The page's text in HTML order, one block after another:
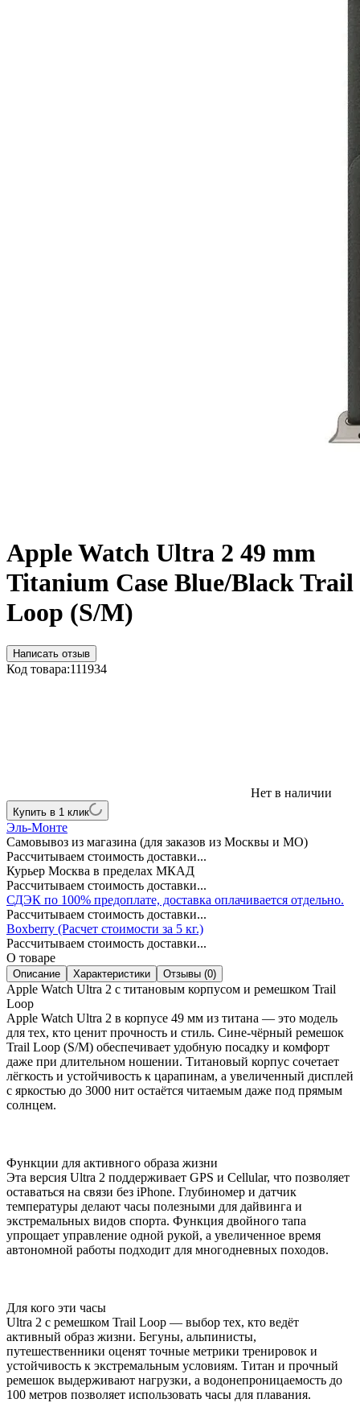
Apple Watch Ultra 2 49 mm
Titanium Case Blue/Black Trail
Loop (S/M)
Написать отзыв
Код товара:111934
Нет в наличии
Купить в 1 клик
Эль-Монте
Самовывоз из магазина (для заказов из Москвы и МО)
Рассчитываем стоимость доставки...
Курьер Москва в пределах МКАД
Рассчитываем стоимость доставки...
СДЭК по 100% предоплате, доставка оплачивается отдельно.
Рассчитываем стоимость доставки...
Boxberry (Расчет стоимости за 5 кг.)
Рассчитываем стоимость доставки...
О товаре
Описание Характеристики Отзывы (0)
Apple Watch Ultra 2 с титановым корпусом и ремешком Trail
Loop
Apple Watch Ultra 2 в корпусе 49 мм из титана — это модель
для тех, кто ценит прочность и стиль. Сине-чёрный ремешок
Trail Loop (S/M) обеспечивает удобную посадку и комфорт
даже при длительном ношении. Титановый корпус сочетает
лёгкость и устойчивость к царапинам, а увеличенный дисплей
с яркостью до 3000 нит остаётся читаемым даже под прямым
солнцем.
Функции для активного образа жизни
Эта версия Ultra 2 поддерживает GPS и Cellular, что позволяет
оставаться на связи без iPhone. Глубиномер и датчик
температуры делают часы полезными для дайвинга и
экстремальных видов спорта. Функция двойного тапа
упрощает управление одной рукой, а увеличенное время
автономной работы подходит для многодневных походов.
Для кого эти часы
Ultra 2 с ремешком Trail Loop — выбор тех, кто ведёт
активный образ жизни. Бегуны, альпинисты,
путешественники оценят точные метрики тренировок и
устойчивость к экстремальным условиям. Титан и прочный
ремешок выдерживают нагрузки, а водонепроницаемость до
100 метров позволяет использовать часы для плавания.